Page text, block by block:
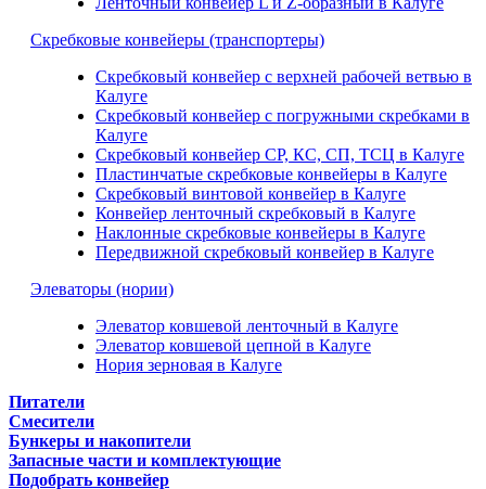
Скребковые конвейеры (транспортеры)
Скребковый конвейер с верхней рабочей ветвью в
Калуге
Скребковый конвейер с погружными скребками в
Калуге
Скребковый конвейер СР, КС, СП, ТСЦ в Калуге
Пластинчатые скребковые конвейеры в Калуге
Скребковый винтовой конвейер в Калуге
Конвейер ленточный скребковый в Калуге
Наклонные скребковые конвейеры в Калуге
Передвижной скребковый конвейер в Калуге
Элеваторы (нории)
Элеватор ковшевой ленточный в Калуге
Элеватор ковшевой цепной в Калуге
Нория зерновая в Калуге
Питатели
Смесители
Бункеры и накопители
Запасные части и комплектующие
Подобрать конвейер